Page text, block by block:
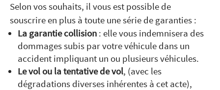
Selon vos souhaits, il vous est possible de
souscrire en plus à toute une série de garanties :
La garantie collision : elle vous indemnisera des
dommages subis par votre véhicule dans un
accident impliquant un ou plusieurs véhicules.
Le vol ou la tentative de vol, (avec les
dégradations diverses inhérentes à cet acte),